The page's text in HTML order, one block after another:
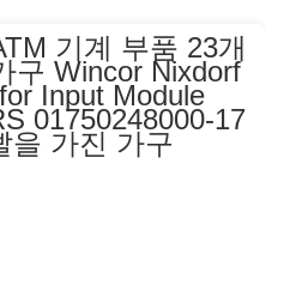
기계 부품 23개
구 Wincor Nixdorf
Input Module
01750248000-17
을 가진 가구